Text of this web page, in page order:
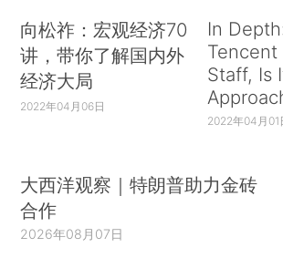
向松祚：宏观经济70
讲，带你了解国内外
经济大局
2022年04月06日
In
Tencent
Staff, Is
2022年04月01
大西洋观察｜特朗普助力金砖
合作
2026年08月07日